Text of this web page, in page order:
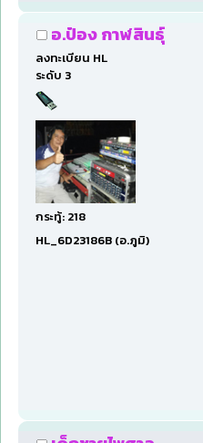
อ.ป๋อง กาฬสินธุ์
ลงทะเบียน HL
ระดับ 3
กระทู้: 218
HL_6D23186B (อ.ภูมิ)